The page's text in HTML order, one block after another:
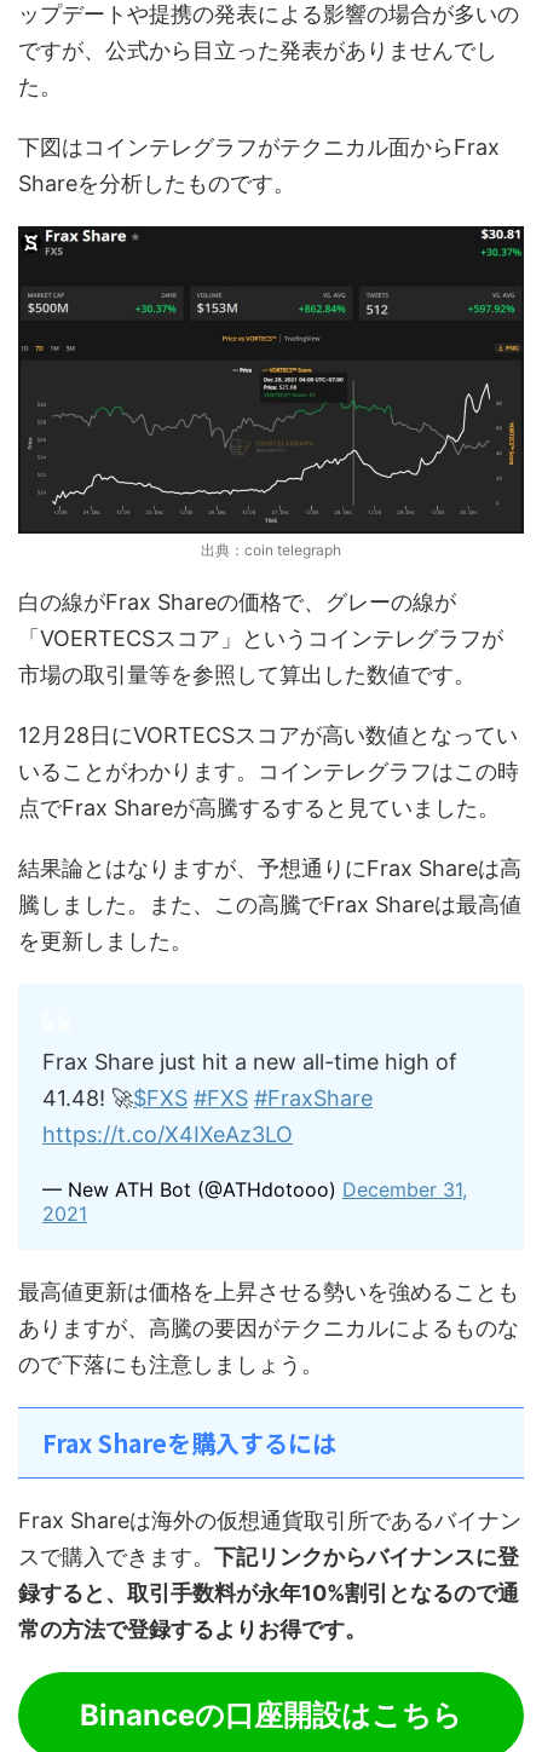
ップデートや提携の発表による影響の場合が多いの
ですが、公式から目立った発表がありませんでし
た。
下図はコインテレグラフがテクニカル面からFrax
Shareを分析したものです。
出典：coin telegraph
白の線がFrax Shareの価格で、グレーの線が
「VOERTECSスコア」というコインテレグラフが
市場の取引量等を参照して算出した数値です。
12月28日にVORTECSスコアが高い数値となってい
いることがわかります。コインテレグラフはこの時
点でFrax Shareが高騰するすると見ていました。
結果論とはなりますが、予想通りにFrax Shareは高
騰しました。また、この高騰でFrax Shareは最高値
を更新しました。
Frax Share just hit a new all-time high of
41.48! 🚀$FXS #FXS #FraxShare
https://t.co/X4IXeAz3LO
— New ATH Bot (@ATHdotooo) December 31,
2021
最高値更新は価格を上昇させる勢いを強めることも
ありますが、高騰の要因がテクニカルによるものな
ので下落にも注意しましょう。
Frax Shareを購入するには
Frax Shareは海外の仮想通貨取引所であるバイナン
スで購入できます。 下記リンクからバイナンスに登
録すると、取引手数料が永年10%割引となるので通
常の方法で登録するよりお得です。
Binanceの口座開設はこちら